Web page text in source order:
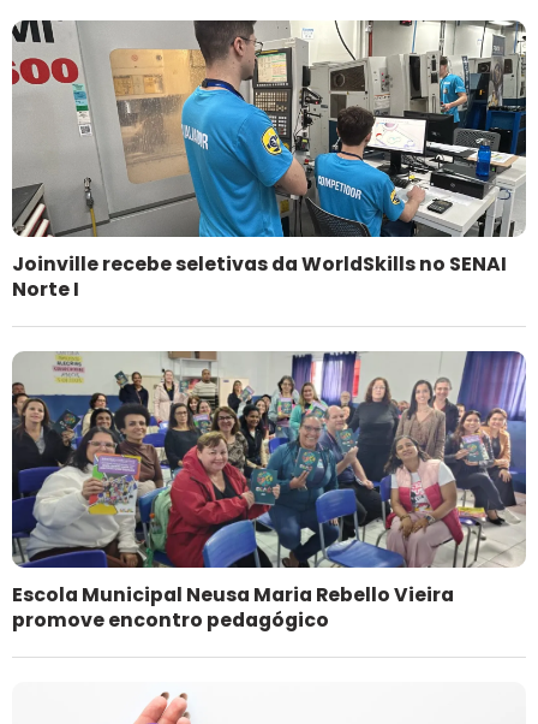
Joinville recebe seletivas da WorldSkills no SENAI
Norte I
Escola Municipal Neusa Maria Rebello Vieira
promove encontro pedagógico